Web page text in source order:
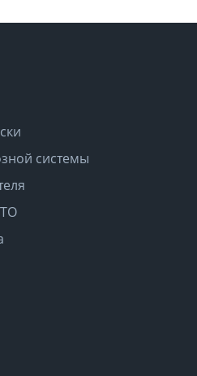
системы